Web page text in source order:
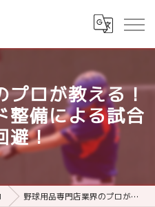
プロが教える！
整備による試合
避！
野球用品専門店業界のプロが教える！グランド整備の大切さと雨天時の試合延期対策